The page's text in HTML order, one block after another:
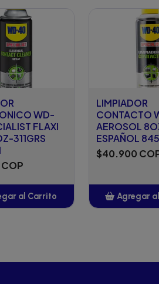
WD-
FLAXI
311GRS
al Carrito
LIMPIADOR
CONTACTO
AEROSOL
ESPAÑOL
$40.900
Agregar